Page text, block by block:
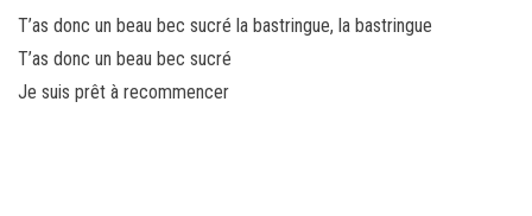
T’as donc un beau bec sucré la bastringue, la bastringue
T’as donc un beau bec sucré
Je suis prêt à recommencer